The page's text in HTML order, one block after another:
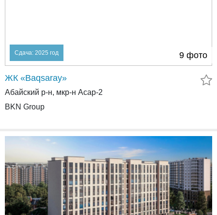
Сдача: 2025 год 9 фото
ЖК «Baqsaray»
Абайский р-н, мкр-н Асар-2
BKN Group